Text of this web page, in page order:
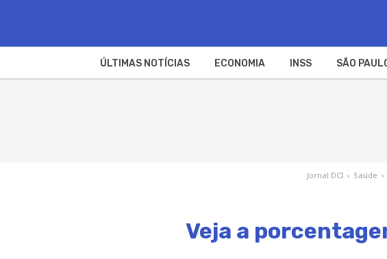
ÚLTIMAS NOTÍCIAS ECONOMIA INSS SÃO
Jornal DCI › Saúde ›
Veja a